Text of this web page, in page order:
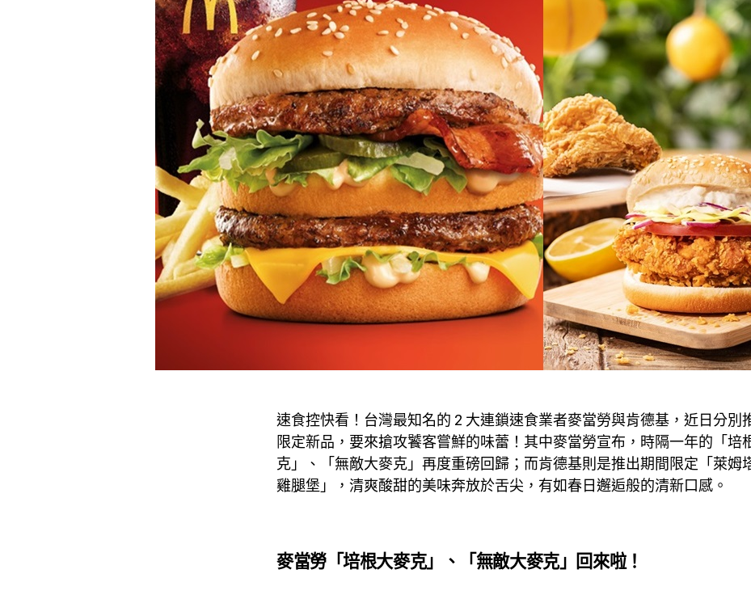
速食控快看！台灣最知名的 2 大連鎖速食業者麥當勞與肯德基，近日分別
限定新品，要來搶攻饕客嘗鮮的味蕾！其中麥當勞宣布，時隔一年的「培
克」、「無敵大麥克」再度重磅回歸；而肯德基則是推出期間限定「萊姆
雞腿堡」，清爽酸甜的美味奔放於舌尖，有如春日邂逅般的清新口感。
麥當勞「培根大麥克」、「無敵大麥克」回來啦！